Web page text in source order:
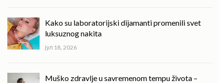
Kako su laboratorijski dijamanti promenili svet
luksuznog nakita
јул 18, 2026
Muško zdravlje u savremenom tempu života –